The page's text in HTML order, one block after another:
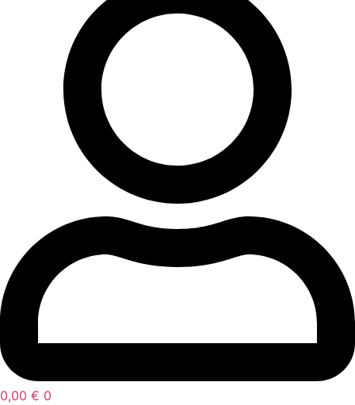
0,00 € 0